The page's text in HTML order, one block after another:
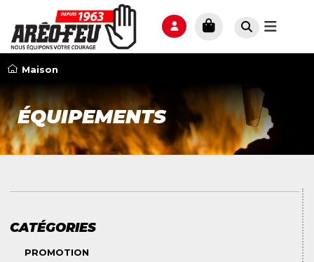
Maison
ÉQUIPEMENTS
CATÉGORIES
PROMOTION